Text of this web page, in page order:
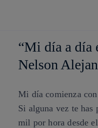
“Mi día a día
Nelson
Mi día comienza
Si alguna vez te has
mil por hora desde